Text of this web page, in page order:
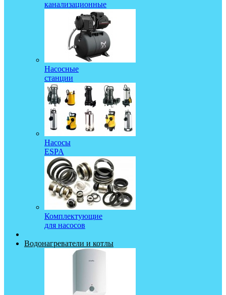
канализационные
Насосные
станции
Насосы
ESPA
Комплектующие
для насосов
Водонагреватели и котлы